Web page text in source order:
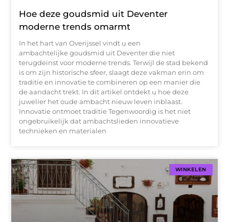
Hoe deze goudsmid uit Deventer
moderne trends omarmt
In het hart van Overijssel vindt u een
ambachtelijke goudsmid uit Deventer die niet
terugdeinst voor moderne trends. Terwijl de stad bekend
is om zijn historische sfeer, slaagt deze vakman erin om
traditie en innovatie te combineren op een manier die
de aandacht trekt. In dit artikel ontdekt u hoe deze
juwelier het oude ambacht nieuw leven inblaast.
Innovatie ontmoet traditie Tegenwoordig is het niet
ongebruikelijk dat ambachtslieden innovatieve
technieken en materialen
WINKELEN